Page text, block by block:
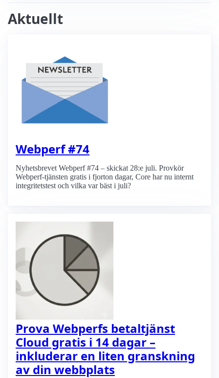
Aktuellt
Webperf #74
Nyhetsbrevet Webperf #74 – skickat 28:e juli. Provkör
Webperf-tjänsten gratis i fjorton dagar, Core har nu internt
integritetstest och vilka var bäst i juli?
Prova Webperfs betaltjänst
Cloud gratis i 14 dagar –
inkluderar en liten granskning
av din webbplats